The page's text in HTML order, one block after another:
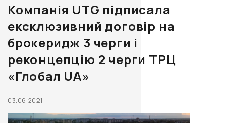
Компанія UTG підписала
ексклюзивний договір на
брокеридж 3 черги і
реконцепцію 2 черги ТРЦ
«Глобал UA»
03.06.2021